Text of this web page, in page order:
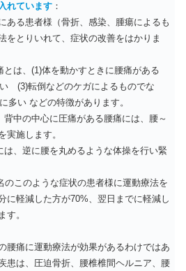
れています ：
ある患者様（骨折、感染、腫瘍によるも
をとりいれて、症状の改善をはかりま
とは、(1)体を動かすときに腰痛がある
(3)転倒などのケガによるものでな
い などの特徴があります。
中の中心に圧痛がある腰痛には、腰～
実施します。
は、逆に腰を丸めるような体操を行い緊
のこのような症状の患者様に運動療法を
に軽減した方が70%、翌日までに軽減し
す。
腰痛に運動療法が効果があるわけではあ
患は、圧迫骨折、腰椎椎間ヘルニア、腰